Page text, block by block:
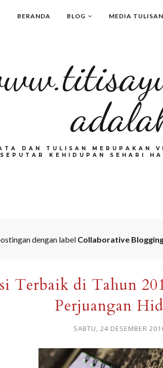
BERANDA BLOG MEDIA
DAN TULISAN MERUPAKAN
SEPUTAR KEHIDUPAN SEHARI
dengan label Collaborative
Terbaik di Tahun
Perjuangan
SABTU, 24 DESEMBER